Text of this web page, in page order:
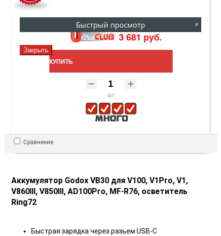
4 090 руб. 3 681 руб.
3 681 руб.
КУПИТЬ
шт
Сравнение
Аккумулятор Godox VB30 для V100, V1Pro, V1,
V860III, V850III, AD100Pro, MF-R76, осветитель
Ring72
Быстрая зарядка через разьем USB-C
Быстрый просмотр ×
Закрыть